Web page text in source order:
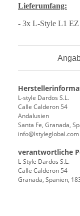
Lieferumfang:
- 3x L-Style L1 EZ
L-style Dardos S.L.
Calle Calderon 54
Andalusien
Santa Fe, Granada,
info@lstyleglobal.com
verantwortliche
L-Style Dardos S.L.
Calle Calderon 54
Granada, Spanien,